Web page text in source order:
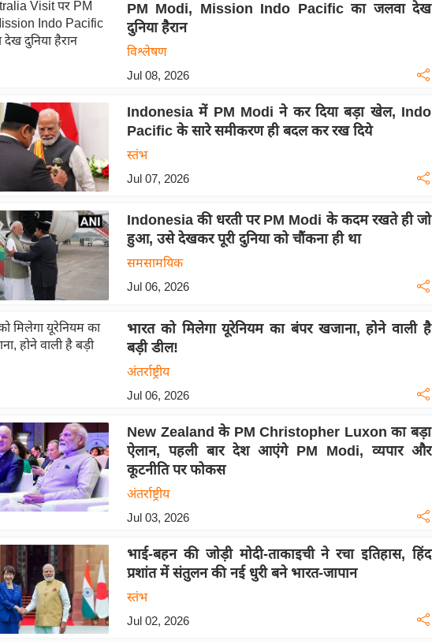
PM Modi, Mission Indo Pacific का जलवा देख
दुनिया हैरान
विश्लेषण
Jul 08, 2026
Indonesia में PM Modi ने कर दिया बड़ा खेल, Indo
Pacific के सारे समीकरण ही बदल कर रख दिये
स्तंभ
Jul 07, 2026
Indonesia की धरती पर PM Modi के कदम रखते ही जो
हुआ, उसे देखकर पूरी दुनिया को चौंकना ही था
समसामयिक
Jul 06, 2026
भारत को मिलेगा यूरेनियम का बंपर खजाना, होने वाली है
बड़ी डील!
अंतर्राष्ट्रीय
Jul 06, 2026
New Zealand के PM Christopher Luxon का बड़ा
ऐलान, पहली बार देश आएंगे PM Modi, व्यपार और
कूटनीति पर फोकस
अंतर्राष्ट्रीय
Jul 03, 2026
भाई-बहन की जोड़ी मोदी-ताकाइची ने रचा इतिहास, हिंद
प्रशांत में संतुलन की नई धुरी बने भारत-जापान
स्तंभ
Jul 02, 2026